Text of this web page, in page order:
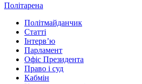
Політарена
Політмайданчик
Статті
Інтервʼю
Парламент
Офіс Президента
Право і суд
Кабмін